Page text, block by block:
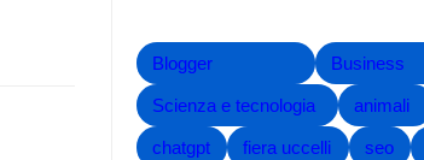
Blogger Business
Scienza e tecnologia animali
chatgpt fiera uccelli seo